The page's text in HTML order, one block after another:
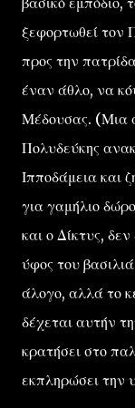
ξεφορτωθεί τον
προς την
έναν άθλο, να
Μέδουσας. (Μια
Πολυδεύκης
Ιπποδάμεια και
για γαμήλιο
και ο Δίκτυς,
ύφος του
άλογο, αλλά το
δέχεται αυτήν
κρατήσει στο
εκπληρώσει την